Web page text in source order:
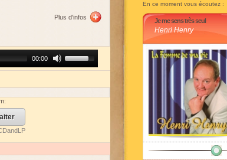
En ce moment vous écoutez :
Je me sens très seul
Henri Henry
Plus d'infos
00:00
Up/Down
Arrow
increase
or